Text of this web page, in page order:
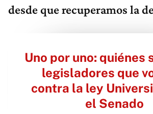
desde que recuperamos la
Uno por uno: quiénes
legisladores que
contra la ley
el Senado